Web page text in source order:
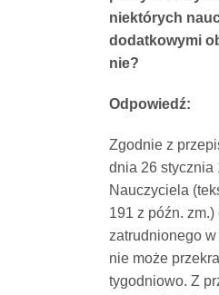
niektórych
dodatkowymi
nie?
Odpowiedź:
Zgodnie z
dnia 26 stycznia
Nauczyciela
191 z późn.
zatrudnionego
nie może
tygodniowo. Z